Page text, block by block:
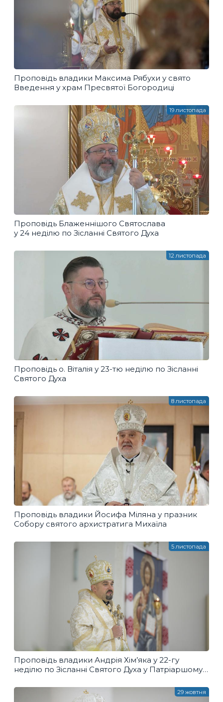
Проповідь владики Максима Рябухи у свято
Введення у храм Пресвятої Богородиці
Проповідь Блаженнішого Святослава
у 24 неділю по Зісланні Святого Духа
19 листопада
Проповідь о. Віталія у 23-тю неділю по Зісланні
Святого Духа
12 листопада
Проповідь владики Йосифа Міляна у празник
Собору святого архистратига Михаїла
8 листопада
Проповідь владики Андрія Хім’яка у 22-гу
неділю по Зісланні Святого Духа у Патріаршому
5 листопада
29 жовтня